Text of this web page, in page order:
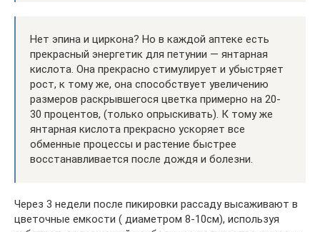
Нет эпина и циркона? Но в каждой аптеке есть
прекрасный энергетик для петунии — янтарная
кислота. Она прекрасно стимулирует и убыстряет
рост, к тому же, она способствует увеличению
размеров раскрывшегося цветка примерно на 20-
30 процентов, (только опрыскивать). К тому же
янтарная кислота прекрасно ускоряет все
обменные процессы и растение быстрее
восстанавливается после дождя и болезни.
Через 3 недели после пикировки рассаду высаживают в
цветочные емкости ( диаметром 8-10см), используя